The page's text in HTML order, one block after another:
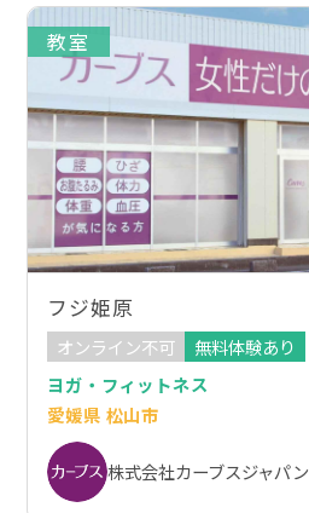
教室
フジ姫原
オンライン不可
無料体験あり
ヨガ・フィットネス
愛媛県 松山市
株式会社カーブスジャパン